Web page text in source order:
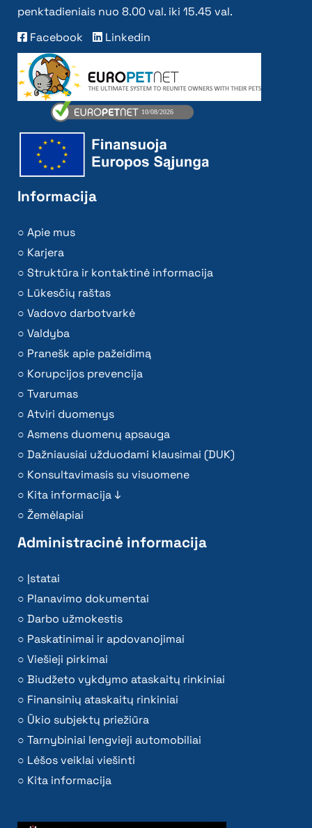
penktadieniais nuo 8.00 val. iki 15.45 val.
Facebook
Linkedin
Informacija
Apie mus
Karjera
Struktūra ir kontaktinė informacija
Lūkesčių raštas
Vadovo darbotvarkė
Valdyba
Pranešk apie pažeidimą
Korupcijos prevencija
Tvarumas
Atviri duomenys
Asmens duomenų apsauga
Dažniausiai užduodami klausimai (DUK)
Konsultavimasis su visuomene
Kita informacija ↓
Žemėlapiai
Administracinė informacija
Įstatai
Planavimo dokumentai
Darbo užmokestis
Paskatinimai ir apdovanojimai
Viešieji pirkimai
Biudžeto vykdymo ataskaitų rinkiniai
Finansinių ataskaitų rinkiniai
Ūkio subjektų priežiūra
Tarnybiniai lengvieji automobiliai
Lėšos veiklai viešinti
Kita informacija